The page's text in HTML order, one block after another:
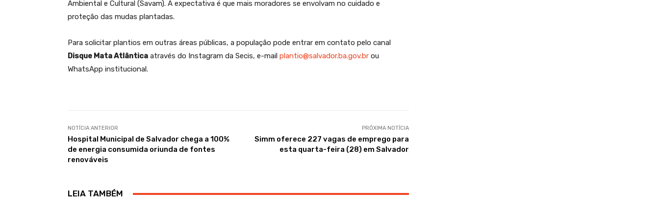
Ambiental e Cultural (Savam). A expectativa é que mais moradores se envolvam no cuidado e
proteção das mudas plantadas.
Para solicitar plantios em outras áreas públicas, a população pode entrar em contato pelo canal
Disque Mata Atlântica através do Instagram da Secis, e-mail plantio@salvador.ba.gov.br ou
WhatsApp institucional.
NOTÍCIA ANTERIOR
Hospital Municipal de Salvador chega a 100%
de energia consumida oriunda de fontes
renováveis
PRÓXIMA NOTÍCIA
Simm oferece 227 vagas de emprego para
esta quarta-feira (28) em Salvador
LEIA TAMBÉM